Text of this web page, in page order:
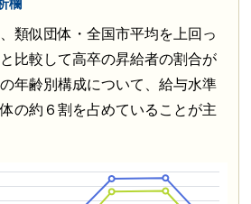
欄
類似団体・全国市平均を上回っ
比較して高卒の昇給者の割合が
年齢別構成について、給与水準
の約６割を占めていることが主